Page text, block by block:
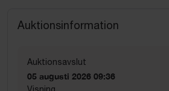
Auktionsinformation
Auktionsavslut
05 augusti 2026 09:36